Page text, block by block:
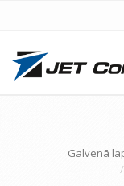
Galvenā